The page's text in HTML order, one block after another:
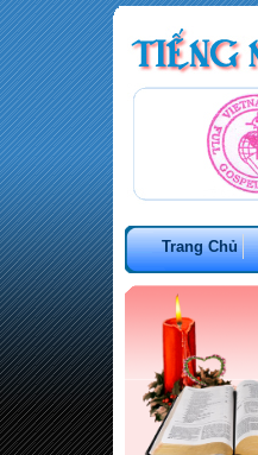
Trang Chủ